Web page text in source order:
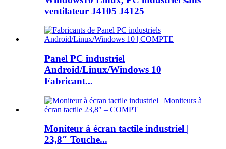
ventilateur J4105 J4125
Panel PC industriel
Android/Linux/Windows 10
Fabricant...
Moniteur à écran tactile industriel |
23,8″ Touche...